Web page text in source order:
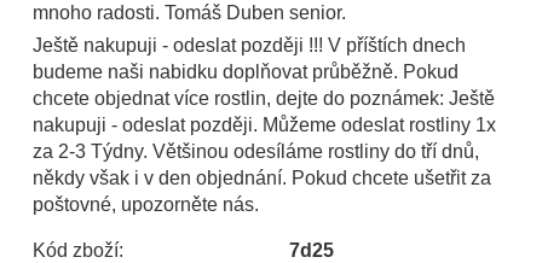
mnoho radosti. Tomáš Duben senior.
Ještě nakupuji - odeslat později !!! V příštích dnech
budeme naši nabidku doplňovat průběžně. Pokud
chcete objednat více rostlin, dejte do poznámek: Ještě
nakupuji - odeslat později. Můžeme odeslat rostliny 1x
za 2-3 Týdny. Většinou odesíláme rostliny do tří dnů,
někdy však i v den objednání. Pokud chcete ušetřit za
poštovné, upozorněte nás.
Kód zboží:
7d25